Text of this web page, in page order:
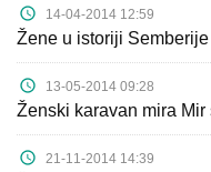
14-04-2014 12:59
Žene u istoriji Semberije
13-05-2014 09:28
Ženski karavan mira
21-11-2014 14:39